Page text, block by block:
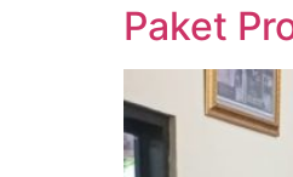
Paket